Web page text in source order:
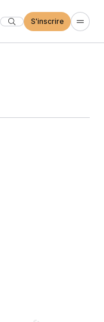
S'inscrire